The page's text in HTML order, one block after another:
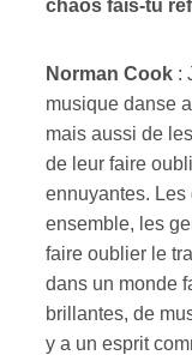
chaos fais-tu
Norman Cook :
musique danse
mais aussi de
de leur faire
ennuyantes.
ensemble, les
faire oublier le
dans un monde
brillantes, de
y a un esprit